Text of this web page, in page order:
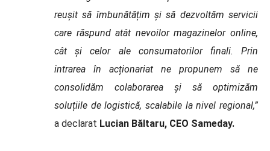
reușit să îmbunătățim și să dezvoltăm servicii
care răspund atât nevoilor magazinelor online,
cât și celor ale consumatorilor finali. Prin
intrarea în acționariat ne propunem să ne
consolidăm colaborarea și să optimizăm
soluțiile de logistică, scalabile la nivel regional,”
a declarat Lucian Băltaru, CEO Sameday.